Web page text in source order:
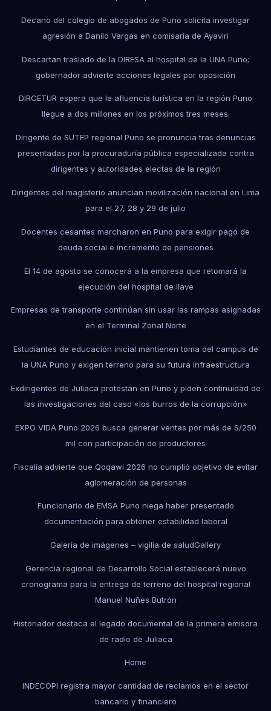
Decano del colegio de abogados de Puno solicita investigar
agresión a Danilo Vargas en comisaría de Ayaviri
Descartan traslado de la DIRESA al hospital de la UNA Puno;
gobernador advierte acciones legales por oposición
DIRCETUR espera que la afluencia turística en la región Puno
llegue a dos millones en los próximos tres meses.
Dirigente de SUTEP regional Puno se pronuncia tras denuncias
presentadas por la procuraduría pública especializada contra
dirigentes y autoridades electas de la región
Dirigentes del magisterio anuncian movilización nacional en Lima
para el 27, 28 y 29 de julio
Docentes cesantes marcharon en Puno para exigir pago de
deuda social e incremento de pensiones
El 14 de agosto se conocerá a la empresa que retomará la
ejecución del hospital de Ilave
Empresas de transporte continúan sin usar las rampas asignadas
en el Terminal Zonal Norte
Estudiantes de educación inicial mantienen toma del campus de
la UNA Puno y exigen terreno para su futura infraestructura
Exdirigentes de Juliaca protestan en Puno y piden continuidad de
las investigaciones del caso «los burros de la corrupción»
EXPO VIDA Puno 2026 busca generar ventas por más de S/250
mil con participación de productores
Fiscalía advierte que Qoqawi 2026 no cumplió objetivo de evitar
aglomeración de personas
Funcionario de EMSA Puno niega haber presentado
documentación para obtener estabilidad laboral
Galería de imágenes – vigilia de saludGallery
Gerencia regional de Desarrollo Social establecerá nuevo
cronograma para la entrega de terreno del hospital regional
Manuel Nuñes Butrón
Historiador destaca el legado documental de la primera emisora
de radio de Juliaca
Home
INDECOPI registra mayor cantidad de reclamos en el sector
bancario y financiero